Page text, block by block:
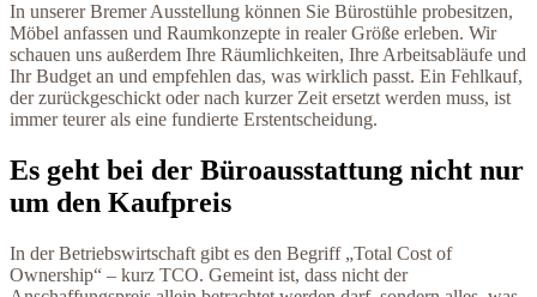
In unserer Bremer Ausstellung können Sie Bürostühle probesitzen,
Möbel anfassen und Raumkonzepte in realer Größe erleben. Wir
schauen uns außerdem Ihre Räumlichkeiten, Ihre Arbeitsabläufe und
Ihr Budget an und empfehlen das, was wirklich passt. Ein Fehlkauf,
der zurückgeschickt oder nach kurzer Zeit ersetzt werden muss, ist
immer teurer als eine fundierte Erstentscheidung.
Es geht bei der Büroausstattung nicht nur
um den Kaufpreis
In der Betriebswirtschaft gibt es den Begriff „Total Cost of
Ownership“ – kurz TCO. Gemeint ist, dass nicht der